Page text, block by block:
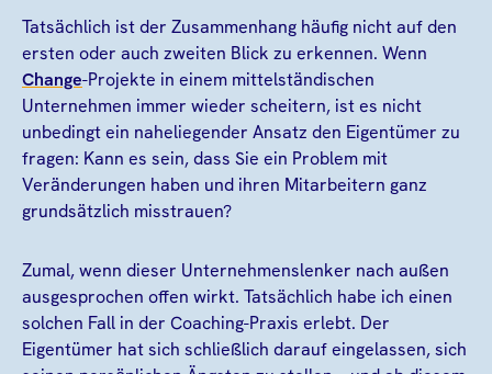
Tatsächlich ist der Zusammenhang häufig nicht auf den
ersten oder auch zweiten Blick zu erkennen. Wenn
Change-Projekte in einem mittelständischen
Unternehmen immer wieder scheitern, ist es nicht
unbedingt ein naheliegender Ansatz den Eigentümer zu
fragen: Kann es sein, dass Sie ein Problem mit
Veränderungen haben und ihren Mitarbeitern ganz
grundsätzlich misstrauen?
Zumal, wenn dieser Unternehmenslenker nach außen
ausgesprochen offen wirkt. Tatsächlich habe ich einen
solchen Fall in der Coaching-Praxis erlebt. Der
Eigentümer hat sich schließlich darauf eingelassen, sich